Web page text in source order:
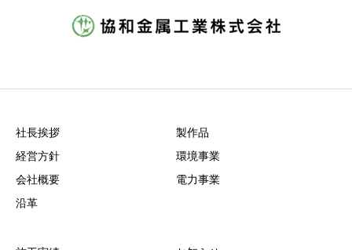
社長挨拶
経営方針
会社概要
沿革
製作品
環境事業
電力事業